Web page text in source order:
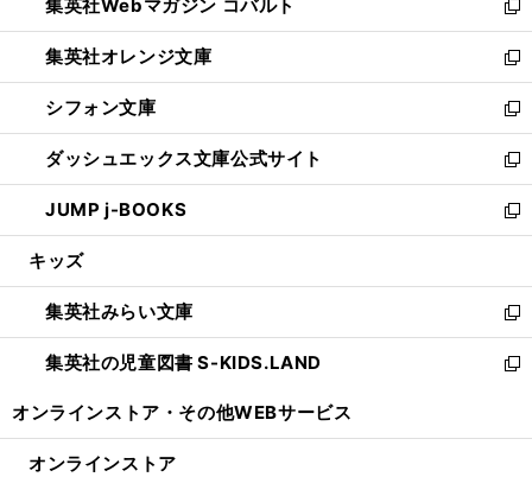
く
で
開
く
ド
ウ
で
開
く
ィ
ン
ド
ウ
で
開
く
集英社Webマガジン コバルト
新
し
い
ウ
ィ
ン
ド
ウ
で
開
集英社オレンジ文庫
新
し
い
ウ
ィ
ン
ド
ウ
開
く
シフォン文庫
新
し
い
ウ
ィ
ン
ウ
で
開
く
ダッシュエックス文庫公式サイト
新
し
い
ウ
ン
ド
ウ
で
JUMP j-BOOKS
新
し
ウ
ィ
ン
ド
開
キッズ
集英社みらい文庫
新
し
い
ン
集英社の児童図書 S-KIDS.LAND
新
ウ
オンラインストア・ その他WEBサービス
オンラインストア